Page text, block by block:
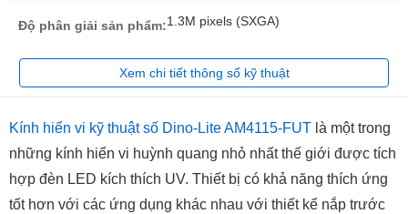
Độ phân giải sản phẩm:1.3M pixels (SXGA)
Xem chi tiết thông số kỹ thuật
Kính hiển vi kỹ thuật số Dino-Lite AM4115-FUT là một trong
những kính hiển vi huỳnh quang nhỏ nhất thế giới được tích
hợp đèn LED kích thích UV. Thiết bị có khả năng thích ứng
tốt hơn với các ứng dụng khác nhau với thiết kế nắp trước